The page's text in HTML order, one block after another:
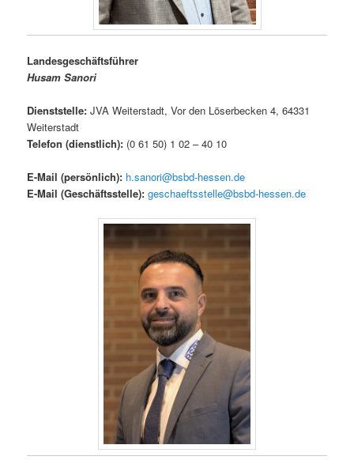
Landesgeschäftsführer
Husam Sanori
Dienststelle:JVA Weiterstadt, Vor den Löserbecken 4, 64331
Weiterstadt
Telefon (dienstlich): (0 61 50) 1 02 – 40 10
E-Mail (persönlich): h.sanori@bsbd-hessen.de
E-Mail (Geschäftsstelle): geschaeftsstelle@bsbd-hessen.de